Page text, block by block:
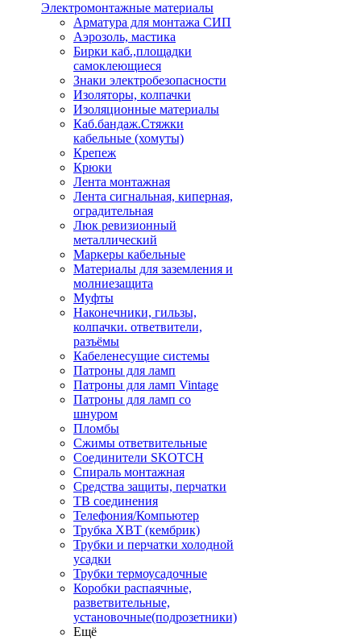
Электромонтажные материалы
Арматура для монтажа СИП
Аэрозоль, мастика
Бирки каб.,площадки
самоклеющиеся
Знаки электробезопасности
Изоляторы, колпачки
Изоляционные материалы
Каб.бандаж.Стяжки
кабельные (хомуты)
Крепеж
Крюки
Лента монтажная
Лента сигнальная, киперная,
оградительная
Люк ревизионный
металлический
Маркеры кабельные
Материалы для заземления и
молниезащита
Муфты
Наконечники, гильзы,
колпачки. ответвители,
разъёмы
Кабеленесущие системы
Патроны для ламп
Патроны для ламп Vintage
Патроны для ламп со
шнуром
Пломбы
Сжимы ответвительные
Соединители SKOTCH
Спираль монтажная
Средства защиты, перчатки
ТВ соединения
Телефония/Компьютер
Трубка ХВТ (кембрик)
Трубки и перчатки холодной
усадки
Трубки термоусадочные
Коробки распаячные,
разветвительные,
установочные(подрозетники)
Ещё